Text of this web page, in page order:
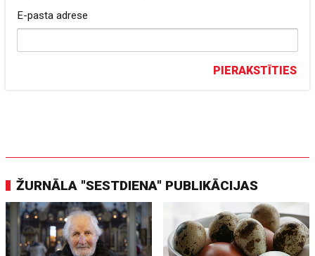
E-pasta adrese
PIERAKSTĪTIES
ŽURNĀLA "SESTDIENA" PUBLIKĀCIJAS